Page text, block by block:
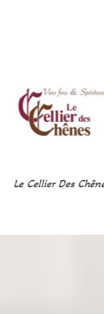
Terroir Café